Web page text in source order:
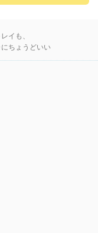
イも、
ちょうどいい